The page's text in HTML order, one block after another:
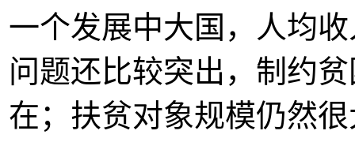
一个发展中大国，人均
问题还比较突出，制约
在；扶贫对象规模仍然